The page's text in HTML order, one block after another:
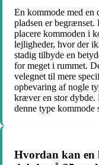
En kommode med en
pladsen er
placere kommoden i
lejligheder, hvor der
stadig tilbyde en
for meget i rummet.
velegnet til mere
opbevaring af nogle
kræver en stor dybde.
denne type
Hvordan kan en